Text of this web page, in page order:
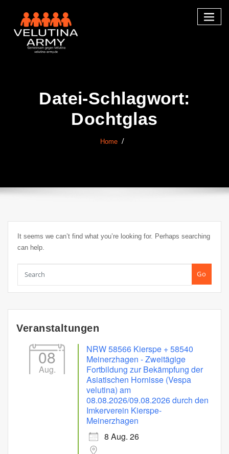
content
Datei-Schlagwort:
Dochtglas
Home
It seems we can’t find what you’re looking for. Perhaps searching
can help.
Go
Veranstaltungen
08
Aug.
NRW 58566 Kierspe + 58540
Meinerzhagen - Zweitägige
Fortbildung zur Bekämpfung der
Asiatischen Hornisse (Vespa
velutina) am
08.08.2026/09.08.2026 durch den
Imkerverein Kierspe-
Meinerzhagen
8 Aug. 26